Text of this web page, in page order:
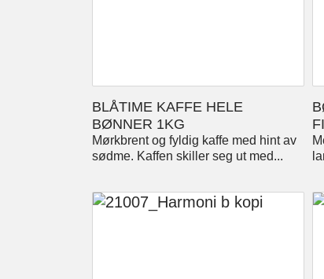
BLÅTIME KAFFE HELE
BØNNER 1KG
Mørkbrent og fyldig kaffe med hint av
sødme. Kaffen skiller seg ut med...